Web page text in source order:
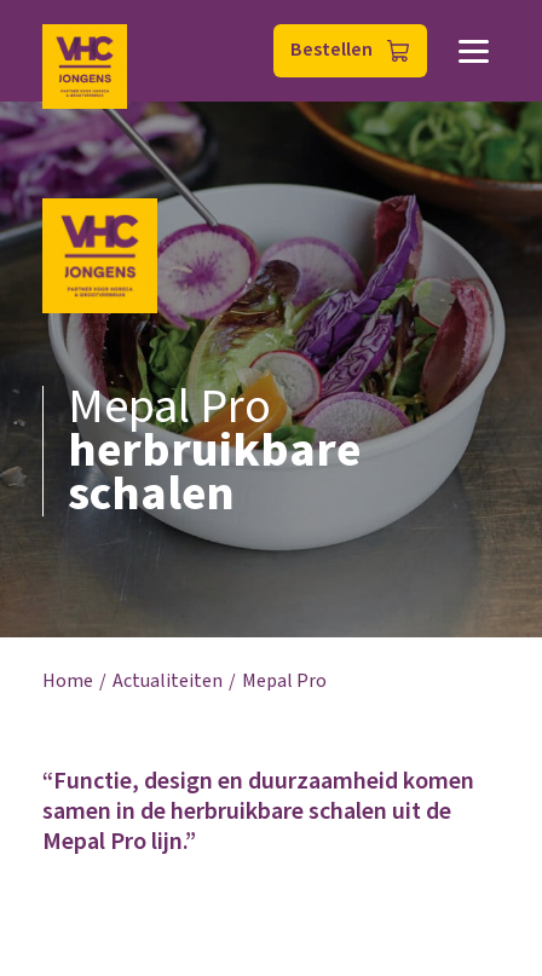
Bestellen
Mepal Pro
herbruikbare
schalen
Home Actualiteiten Mepal Pro
“Functie, design en duurzaamheid komen
samen in de herbruikbare schalen uit de
Mepal Pro lijn.”